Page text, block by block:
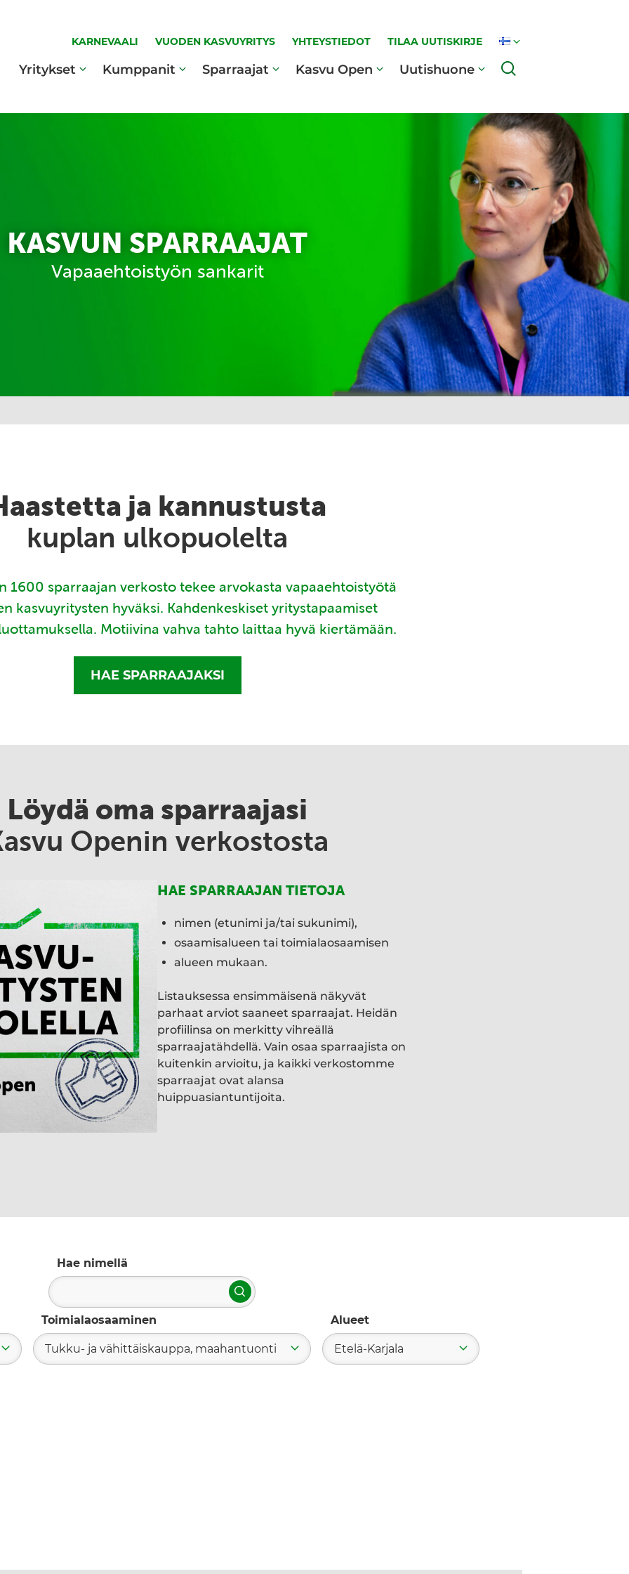
KARNEVAALI VUODEN KASVUYRITYS YHTEYSTIEDOT TILAA UUTISKIRJE
Yritykset Kumppanit Sparraajat Kasvu Open Uutishuone
KASVUN SPARRAAJAT
Vapaaehtoistyön sankarit
ja kannustusta
kuplan ulkopuolelta
1600 sparraajan verkosto tekee arvokasta vapaaehtoistyötä
kasvuyritysten hyväksi. Kahdenkeskiset yritystapaamiset
Motiivina vahva tahto laittaa hyvä kiertämään.
HAE SPARRAAJAKSI
Löydä oma sparraajasi
Openin verkostosta
HAE SPARRAAJAN TIETOJA
nimen (etunimi ja/tai sukunimi),
osaamisalueen tai toimialaosaamisen
alueen mukaan.
Listauksessa ensimmäisenä näkyvät
parhaat arviot saaneet sparraajat. Heidän
profiilinsa on merkitty vihreällä
sparraajatähdellä. Vain osaa sparraajista on
kuitenkin arvioitu, ja kaikki verkostomme
sparraajat ovat alansa
huippuasiantuntijoita.
Hae nimellä
Hae
Toimialaosaaminen
Tukku- ja vähittäiskauppa, maahantuonti
Alueet
Etelä-Karjala